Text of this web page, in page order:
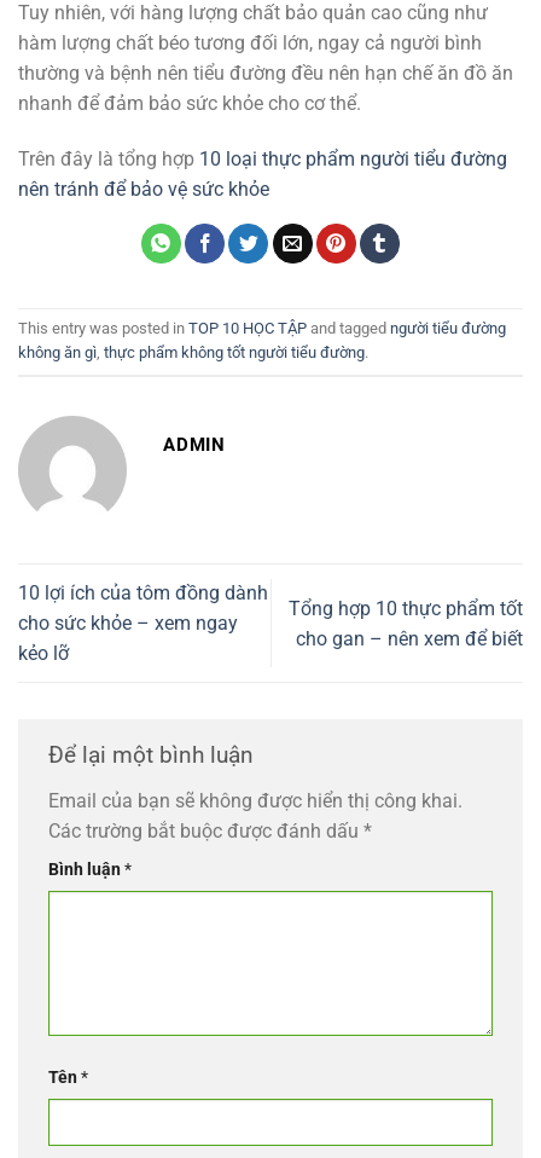
Tuy nhiên, với hàng lượng chất bảo quản cao cũng như
hàm lượng chất béo tương đối lớn, ngay cả người bình
thường và bệnh nên tiểu đường đều nên hạn chế ăn đồ ăn
nhanh để đảm bảo sức khỏe cho cơ thể.
Trên đây là tổng hợp 10 loại thực phẩm người tiểu đường
nên tránh để bảo vệ sức khỏe
This entry was posted in TOP 10 HỌC TẬP and tagged người tiểu đường
không ăn gì, thực phẩm không tốt người tiểu đường.
ADMIN
10 lợi ích của tôm đồng dành
cho sức khỏe – xem ngay
kẻo lỡ
Tổng hợp 10 thực phẩm tốt
cho gan – nên xem để biết
Để lại một bình luận
Email của bạn sẽ không được hiển thị công khai.
Các trường bắt buộc được đánh dấu *
Bình luận*
Tên*